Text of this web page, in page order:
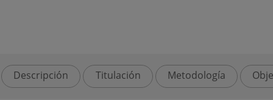
Descripción Titulación Metodología